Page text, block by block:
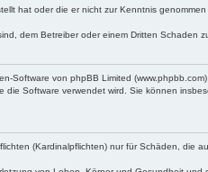
hat oder die er nicht zur Kenntnis
dem Betreiber oder einem Dritten Schaden
Software von phpBB Limited
Software verwendet wird. Sie können
(Kardinalpflichten) nur für Schäden, die